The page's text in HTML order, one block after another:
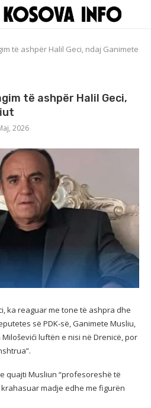
të ashpër Halil Geci, ndaj Ganimete
të ashpër Halil Geci,
2026
ka reaguar me tone të ashpra dhe
së PDK-së, Ganimete Musliu,
luftën e nisi në Drenicë, por
quajti Musliun “profesoreshë të
madje edhe me figurën